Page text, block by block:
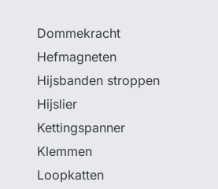
Dommekracht
Hefmagneten
Hijsbanden stroppen
Hijslier
Kettingspanner
Klemmen
Loopkatten